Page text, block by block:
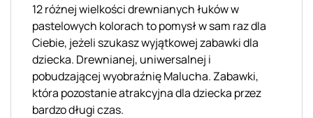
12 różnej wielkości drewnianych łuków w
pastelowych kolorach to pomysł w sam raz dla
Ciebie, jeżeli szukasz wyjątkowej zabawki dla
dziecka. Drewnianej, uniwersalnej i
pobudzającej wyobraźnię Malucha. Zabawki,
która pozostanie atrakcyjna dla dziecka przez
bardzo długi czas.